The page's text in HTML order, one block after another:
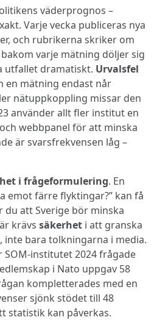
väderprognos –
Varje vecka publiceras nya
och rubrikerna skriker om
bakom varje mätning döljer sig
utfallet dramatiskt. Urvalsfel
en mätning endast når
nätuppkoppling missar den
använder allt fler institut en
webbpanel för att minska
är svarsfrekvensen låg –
i frågeformulering. En
emot färre flyktingar?” kan få
du att Sverige bör minska
krävs säkerhet i att granska
bara tolkningarna i media.
SOM-institutet 2024 frågade
i Nato uppgav 58
kompletterades med en
sjönk stödet till 48
statistik kan påverkas.